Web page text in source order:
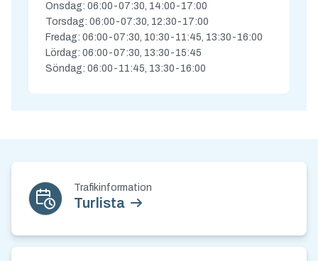
Onsdag: 06:00-07:30, 14:00-17:00
Torsdag: 06:00-07:30, 12:30-17:00
Fredag: 06:00-07:30, 10:30-11:45, 13:30-16:00
Lördag: 06:00-07:30, 13:30-15:45
Söndag: 06:00-11:45, 13:30-16:00
Trafikinformation
Turlista